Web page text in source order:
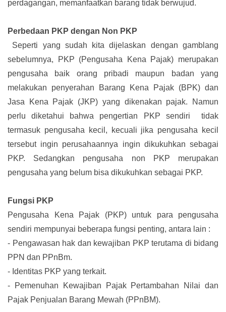
perdagangan, memanfaatkan barang tidak berwujud.
Perbedaan PKP dengan Non PKP
Seperti yang sudah kita dijelaskan dengan gamblang
sebelumnya, PKP (Pengusaha Kena Pajak) merupakan
pengusaha baik orang pribadi maupun badan yang
melakukan penyerahan Barang Kena Pajak (BPK) dan
Jasa Kena Pajak (JKP) yang dikenakan pajak. Namun
perlu diketahui bahwa pengertian PKP sendiri tidak
termasuk pengusaha kecil, kecuali jika pengusaha kecil
tersebut ingin perusahaannya ingin dikukuhkan sebagai
PKP. Sedangkan pengusaha non PKP merupakan
pengusaha yang belum bisa dikukuhkan sebagai PKP.
Fungsi PKP
Pengusaha Kena Pajak (PKP) untuk para pengusaha
sendiri mempunyai beberapa fungsi penting, antara lain :
- Pengawasan hak dan kewajiban PKP terutama di bidang
PPN dan PPnBm.
- Identitas PKP yang terkait.
-
Pemenuhan Kewajiban Pajak Pertambahan Nilai dan
Pajak Penjualan Barang Mewah (PPnBM).